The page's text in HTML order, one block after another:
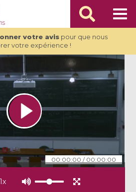
votre avispour que nous
votre expérience !
00:00:00 / 00:00:00
1x